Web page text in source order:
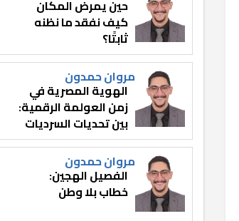
حين يمرض المكان
كيف نفقد ما نظنه
ثابتًا؟
مروان حمدون
الهوية المصرية في
زمن العولمة الرقمية:
بين تحديات السرديات
وصناعة الوعي
مروان حمدون
الفصيل الهجين:
خطاب بلا وطن